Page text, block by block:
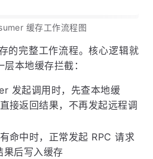
缓存工作流程图
的完整工作流程。核心逻辑就
本地缓存拦截：
发起调用时，先查本地缓
接返回结果，不再发起远程调
命中时，正常发起 RPC 请求
后写入缓存